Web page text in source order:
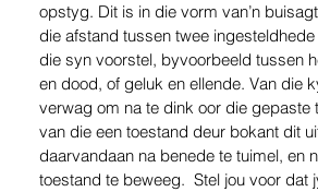
opstyg. Dit is in die vorm van’n
die afstand tussen twee
die syn voorstel, byvoorbeeld tussen
en dood, of geluk en ellende. Van die
verwag om na te dink oor die gepaste
van die een toestand deur bokant dit
daarvandaan na benede te tuimel, en
toestand te beweeg.  Stel jou voor dat